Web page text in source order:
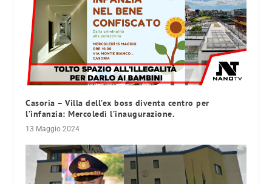
Casoria – Villa dell’ex boss diventa centro per
l’infanzia: Mercoledì l’inaugurazione.
13 Maggio 2024